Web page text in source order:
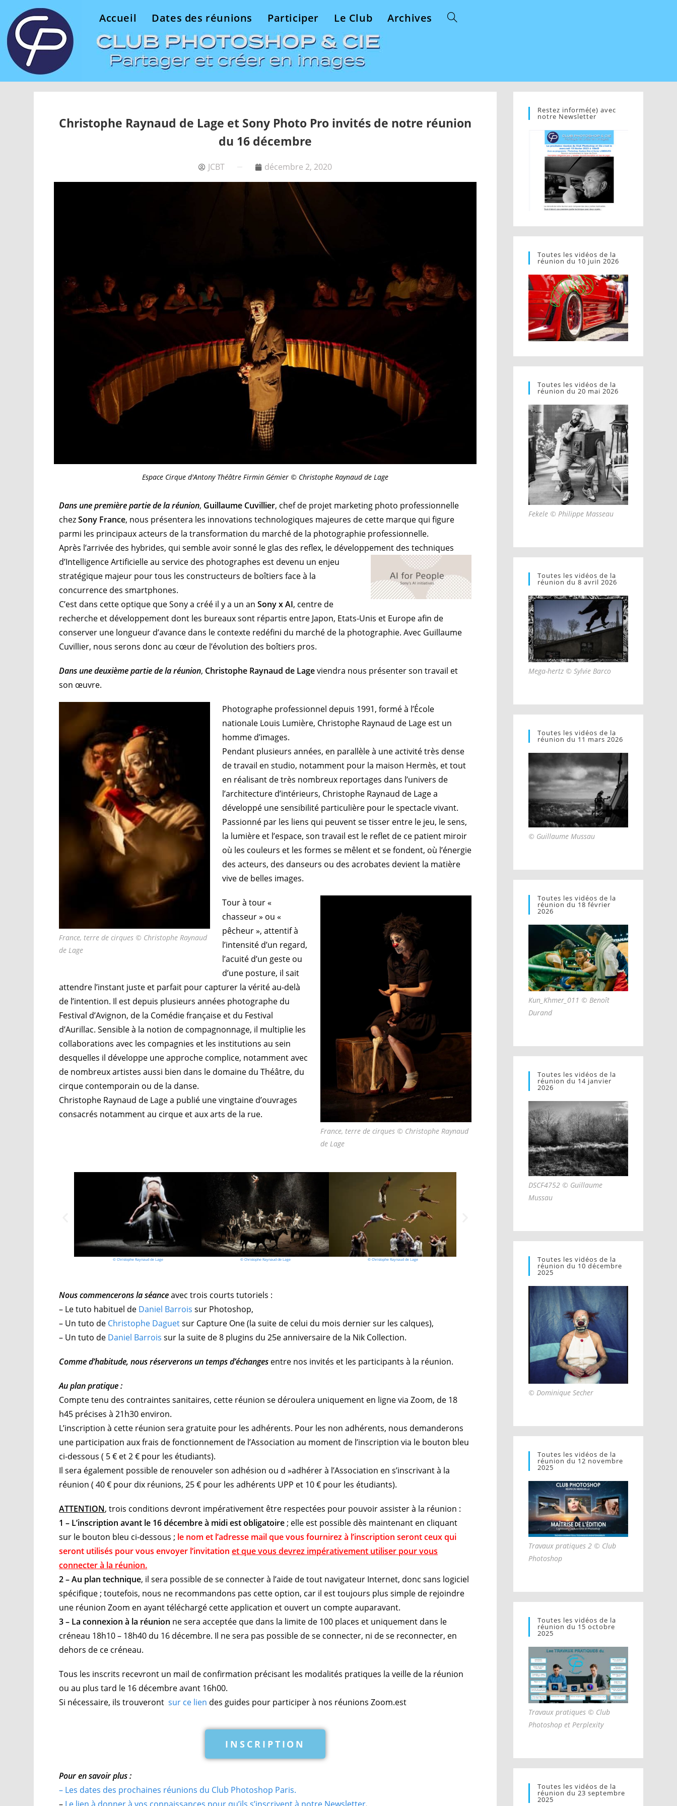
Accueil Dates des réunions Participer Le Club Archives
Christophe Raynaud de Lage et Sony Photo Pro invités de notre réunion
du 16 décembre
JCBT décembre 2, 2020
Espace Cirque d'Antony Théâtre Firmin Gémier © Christophe Raynaud de Lage
Dans une première partie de la réunion, Guillaume Cuvillier, chef de projet marketing photo professionnelle
chezSony France, nous présentera les innovations technologiques majeures de cette marque qui figure
parmi les principaux acteurs de la transformation du marché de la photographie professionnelle.
Après l’arrivée des hybrides, qui semble avoir sonné le glas des reflex, le développement des techniques
d’Intelligence Artificielleau service des photographes est devenu un enjeu
stratégique majeur pour tous les constructeurs de boîtiers face à la
concurrence des smartphones.
C’est dans cette optique que Sony a créé il y a un anSony x AI, centre de
recherche et développement dont les bureaux sont répartis entre Japon, Etats-Unis et Europe afin de
conserver une longueur d’avance dans le contexte redéfini du marché de la photographie. Avec Guillaume
Cuvillier, nous serons donc au cœur de l’évolution des boîtiers pros.
Dans une deuxième partie de la réunion, Christophe Raynaud de Lageviendra nous présenter son travail et
son œuvre.
France, terre de cirques © Christophe Raynaud
de Lage
Photographe professionnel depuis 1991, formé à l’École
nationale Louis Lumière, Christophe Raynaud de Lage est un
homme d’images.
Pendant plusieurs années, en parallèle à une activité très dense
de travail en studio, notamment pour la maison Hermès, et tout
en réalisant de très nombreux reportages dans l’univers de
l’architecture d’intérieurs, Christophe Raynaud de Lage a
développé une sensibilité particulière pour le spectacle vivant.
Passionné par les liens qui peuvent se tisser entre le jeu, le sens,
la lumière et l’espace, son travail est le reflet de ce patient miroir
où les couleurs et les formes se mêlent et se fondent, où l’énergie
des acteurs, des danseurs ou des acrobates devient la matière
vive de belles images.
France, terre de cirques © Christophe Raynaud
de Lage
Tour à tour «
chasseur » ou «
pêcheur », attentif à
l’intensité d’un regard,
l’acuité d’un geste ou
d’une posture, il sait
attendre l’instant juste et parfait pour capturer la vérité au-delà
de l’intention. Il est depuis plusieurs années photographe du
Festival d’Avignon, de la Comédie française et du Festival
d’Aurillac. Sensible à la notion de compagnonnage, il multiplie les
collaborations avec les compagnies et les institutions au sein
desquelles il développe une approche complice, notamment avec
de nombreux artistes aussi bien dans le domaine du Théâtre, du
cirque contemporain ou de la danse.
Christophe Raynaud de Lage a publié une vingtaine d’ouvrages
consacrés notamment au cirque et aux arts de la rue.
© Christophe Raynaud de Lage © Christophe Raynaud de Lage © Christophe Raynaud de Lage © Christophe Raynaud de Lage
Nous commencerons la séanceavec trois courts tutoriels :
– Le tuto habituel de Daniel Barrois sur Photoshop,
– Un tuto de Christophe Daguetsur Capture One (la suite de celui du mois dernier sur les calques),
– Un tuto de Daniel Barrois sur la suite de 8 plugins du 25e anniversaire de la Nik Collection.
Comme d’habitude, nous réserverons un temps d’échanges entre nos invités et les participants à la réunion.
Au plan pratique :
Compte tenu des contraintes sanitaires, cette réunion se déroulera uniquement en ligne via Zoom, de 18
h45 précises à 21h30 environ.
L’inscription à cette réunion sera gratuite pour les adhérents. Pour les non adhérents, nous demanderons
une participation aux frais de fonctionnement de l’Association au moment de l’inscription via le bouton bleu
ci-dessous ( 5 € et 2 € pour les étudiants).
Il sera également possible de renouveler son adhésion ou d »adhérer à l’Association en s’inscrivant à la
réunion ( 40 € pour dix réunions, 25 € pour les adhérents UPP et 10 € pour les étudiants).
ATTENTION, trois conditions devront impérativement être respectées pour pouvoir assister à la réunion :
1 – L’inscription avant le 16 décembre à midi est obligatoire ; elle est possible dès maintenant en cliquant
sur le bouton bleu ci-dessous ; le nom et l’adresse mail que vous fournirez à l’inscription seront ceux qui
seront utilisés pour vous envoyer l’invitationet que vous devrez impérativement utiliser pour vous
connecter à la réunion.
2 – Au plan technique, il sera possible de se connecter à l’aide de tout navigateur Internet, donc sans logiciel
spécifique ; toutefois, nous ne recommandons pas cette option, car il est toujours plus simple de rejoindre
une réunion Zoom en ayant téléchargé cette application et ouvert un compte auparavant.
3 – La connexion à la réunion ne sera acceptée que dans la limite de 100 places et uniquement dans le
créneau 18h10 – 18h40 du 16 décembre. Il ne sera pas possible de se connecter, ni de se reconnecter, en
dehors de ce créneau.
Tous les inscrits recevront un mail de confirmation précisant les modalités pratiques la veille de la réunion
ou au plus tard le 16 décembre avant 16h00.
Si nécessaire, ils trouverontsur ce lien des guides pour participer à nos réunions Zoom.est
INSCRIPTION
Pour en savoir plus :
– Les dates des prochaines réunions du Club Photoshop Paris.
Restez informé(e) avec
notre Newsletter
Toutes les vidéos de la
réunion du 10 juin 2026
Toutes les vidéos de la
réunion du 20 mai 2026
Fekele © Philippe Masseau
Toutes les vidéos de la
réunion du 8 avril 2026
Mega-hertz © Sylvie Barco
Toutes les vidéos de la
réunion du 11 mars 2026
© Guillaume Mussau
Toutes les vidéos de la
réunion du 18 février
2026
Kun_Khmer_011 © Benoît
Durand
Toutes les vidéos de la
réunion du 14 janvier
2026
DSCF4752 © Guillaume
Mussau
Toutes les vidéos de la
réunion du 10 décembre
2025
© Dominique Secher
Toutes les vidéos de la
réunion du 12 novembre
2025
Travaux pratiques 2 © Club
Photoshop
Toutes les vidéos de la
réunion du 15 octobre
2025
Travaux pratiques © Club
Photoshop et Perplexity
Toutes les vidéos de la
réunion du 23 septembre
2025